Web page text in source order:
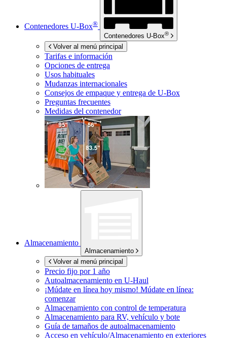
Contenedores U-Box®
Contenedores U-Box®
Volver al menú principal
Tarifas e información
Opciones de entrega
Usos habituales
Mudanzas internacionales
Consejos de empaque y entrega de U-Box
Preguntas frecuentes
Medidas del contenedor
Almacenamiento
Almacenamiento
Volver al menú principal
Precio fijo por 1 año
Autoalmacenamiento en U-Haul
¡Múdate en línea hoy mismo! Múdate en línea:
comenzar
Almacenamiento con control de temperatura
Almacenamiento para RV, vehículo y bote
Guía de tamaños de autoalmacenamiento
Acceso en vehículo/Almacenamiento en exteriores